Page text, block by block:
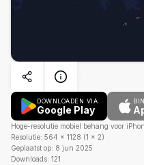
DOWNLOADEN VIA
Google Play
Hoge-resolutie mobiel behang voor
Resolutie: 564 × 1128 (1 × 2)
Geplaatst op: 8 jun 2025
Downloads: 121